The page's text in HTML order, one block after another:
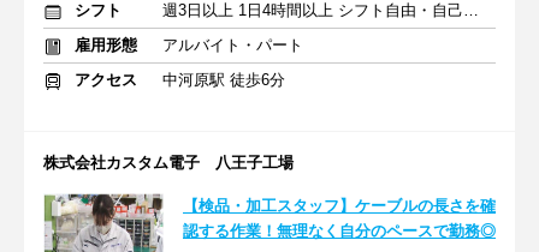
シフト
週3日以上 1日4時間以上 シフト自由・自己申告
雇用形態
アルバイト・パート
アクセス
中河原駅 徒歩6分
株式会社カスタム電子 八王子工場
【検品・加工スタッフ】ケーブルの長さを確
認する作業！無理なく自分のペースで勤務◎